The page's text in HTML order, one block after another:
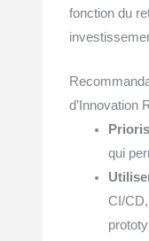
fonction du
d’Innovation
qui
CI/